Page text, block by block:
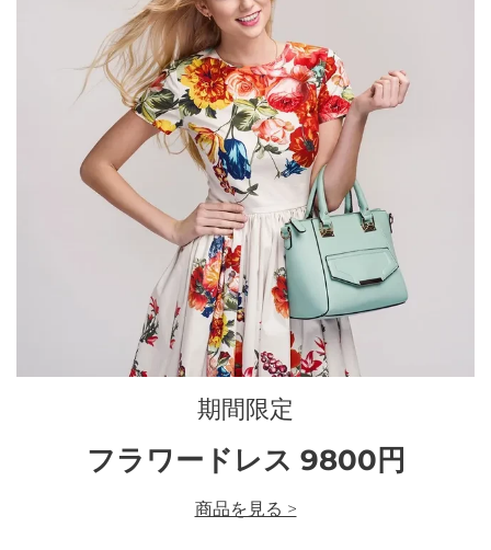
期間限定
フラワードレス 9800円
商品を見る >